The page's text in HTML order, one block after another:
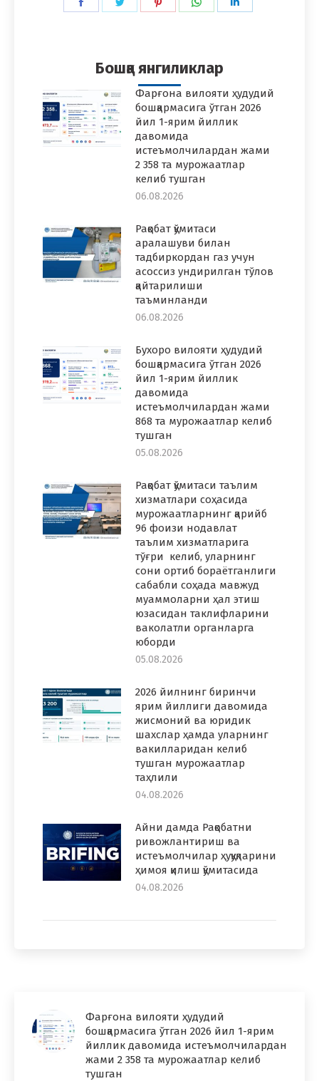
Бошқа янгиликлар
Фарғона вилояти ҳудудий
бошқармасига ўтган 2026
йил 1-ярим йиллик
давомида
истеъмолчилардан жами
2 358 та мурожаатлар
келиб тушган
06.08.2026
Рақобат қўмитаси
аралашуви билан
тадбиркордан газ учун
асоссиз ундирилган тўлов
қайтарилиши
таъминланди
06.08.2026
Бухоро вилояти ҳудудий
бошқармасига ўтган 2026
йил 1-ярим йиллик
давомида
истеъмолчилардан жами
868 та мурожаатлар келиб
тушган
05.08.2026
Рақобат қўмитаси таълим
хизматлари соҳасида
мурожаатларнинг қарийб
96 фоизи нодавлат
таълим хизматларига
тўғри келиб, уларнинг
сони ортиб бораётганлиги
сабабли соҳада мавжуд
муаммоларни ҳал этиш
юзасидан таклифларини
ваколатли органларга
юборди
05.08.2026
2026 йилнинг биринчи
ярим йиллиги давомида
жисмоний ва юридик
шахслар ҳамда уларнинг
вакилларидан келиб
тушган мурожаатлар
таҳлили
04.08.2026
Айни дамда Рақобатни
ривожлантириш ва
истеъмолчилар ҳуқуқларини
ҳимоя қилиш қўмитасида
04.08.2026
Фарғона вилояти ҳудудий
бошқармасига ўтган 2026 йил 1-ярим
йиллик давомида истеъмолчилардан
жами 2 358 та мурожаатлар келиб
тушган